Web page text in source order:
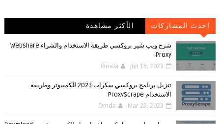
احدث المشاركات الأكثر مشاهدة
شرح ويب شير بروكسي طريقة الاستخدام والشراء Webshare
Proxy
Omda Jun 15, 2023
تنزيل برنامج بروكسي سكراب 2023 للكمبيوتر وطريقة
الاستخدام ProxyScrape
Omda Mar 23, 2023